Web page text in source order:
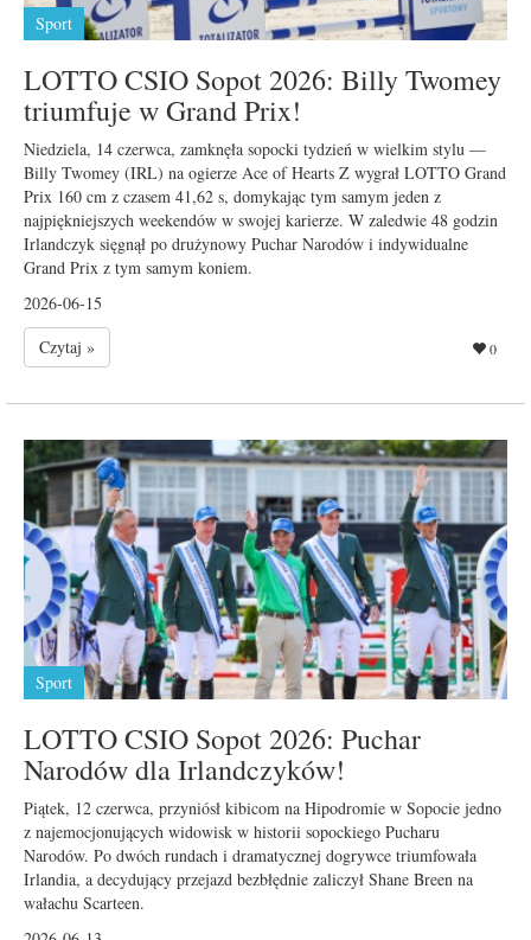
Sport
LOTTO CSIO Sopot 2026: Billy Twomey
triumfuje w Grand Prix!
Niedziela, 14 czerwca, zamknęła sopocki tydzień w wielkim stylu —
Billy Twomey (IRL) na ogierze Ace of Hearts Z wygrał LOTTO Grand
Prix 160 cm z czasem 41,62 s, domykając tym samym jeden z
najpiękniejszych weekendów w swojej karierze. W zaledwie 48 godzin
Irlandczyk sięgnął po drużynowy Puchar Narodów i indywidualne
Grand Prix z tym samym koniem.
2026-06-15
Czytaj »
0
Sport
LOTTO CSIO Sopot 2026: Puchar
Narodów dla Irlandczyków!
Piątek, 12 czerwca, przyniósł kibicom na Hipodromie w Sopocie jedno
z najemocjonujących widowisk w historii sopockiego Pucharu
Narodów. Po dwóch rundach i dramatycznej dogrywce triumfowała
Irlandia, a decydujący przejazd bezbłędnie zaliczył Shane Breen na
wałachu Scarteen.